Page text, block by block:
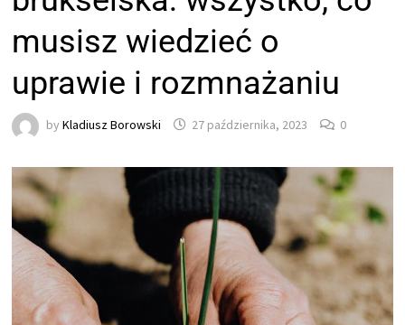
musisz wiedzieć o
uprawie i rozmnażaniu
byKladiusz Borowski 27 października, 2023 0